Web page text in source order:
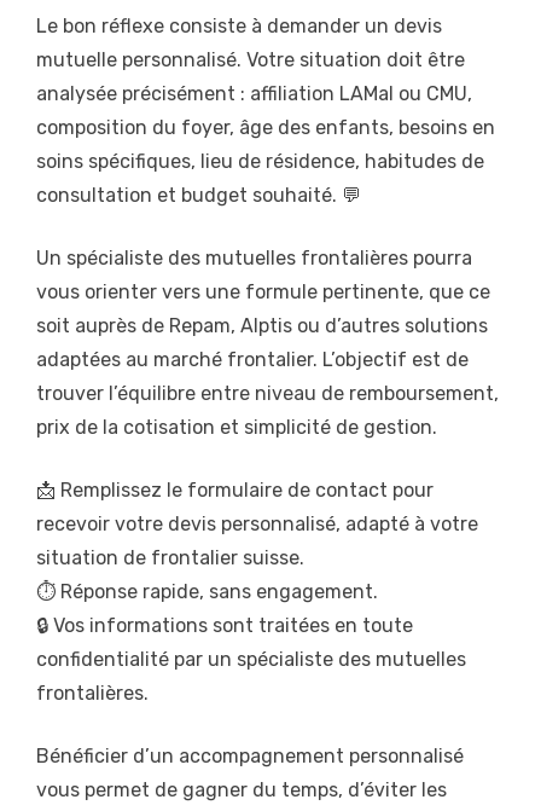
Le bon réflexe consiste à demander un devis
mutuelle personnalisé. Votre situation doit être
analysée précisément : affiliation LAMal ou CMU,
composition du foyer, âge des enfants, besoins en
soins spécifiques, lieu de résidence, habitudes de
consultation et budget souhaité. 💬
Un spécialiste des mutuelles frontalières pourra
vous orienter vers une formule pertinente, que ce
soit auprès de Repam, Alptis ou d’autres solutions
adaptées au marché frontalier. L’objectif est de
trouver l’équilibre entre niveau de remboursement,
prix de la cotisation et simplicité de gestion.
📩 Remplissez le formulaire de contact pour
recevoir votre devis personnalisé, adapté à votre
situation de frontalier suisse.
⏱️ Réponse rapide, sans engagement.
🔒 Vos informations sont traitées en toute
confidentialité par un spécialiste des mutuelles
frontalières.
Bénéficier d’un accompagnement personnalisé
vous permet de gagner du temps, d’éviter les